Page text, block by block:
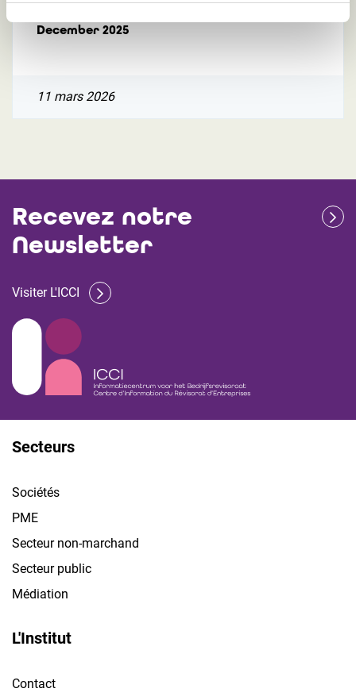
December 2025
11 mars 2026
Recevez notre
Newsletter
Visiter L'ICCI
Secteurs
Sociétés
PME
Secteur non-marchand
Secteur public
Médiation
L'Institut
Contact